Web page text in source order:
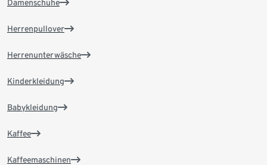
Damenschuhe
Herrenpullover
Herrenunterwäsche
Kinderkleidung
Babykleidung
Kaffee
Kaffeemaschinen